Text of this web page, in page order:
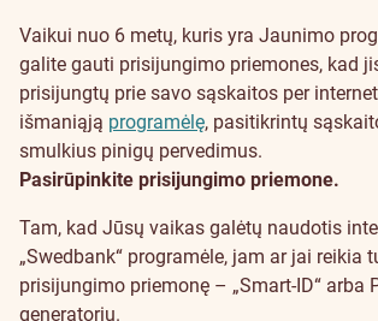
Vaikui nuo 6 metų, kuris yra Jaunimo
galite gauti prisijungimo priemones, kad
prisijungtų prie savo sąskaitos per
išmaniąją programėlę, pasitikrintų
smulkius pinigų pervedimus.
Pasirūpinkite prisijungimo priemone.
Tam, kad Jūsų vaikas galėtų naudotis
„Swedbank“ programėle, jam ar jai reikia
prisijungimo priemonę – „Smart-ID“ arba
generatorių.